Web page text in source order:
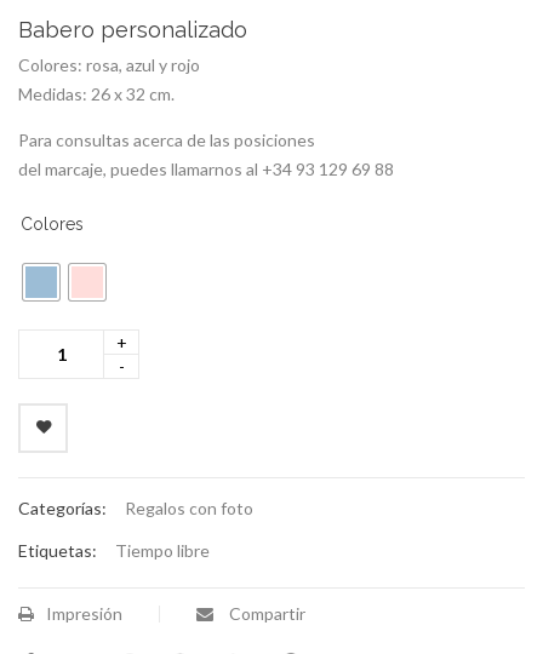
Babero personalizado
Colores: rosa, azul y rojo
Medidas: 26 x 32 cm.
Para consultas acerca de las posiciones
del marcaje, puedes llamarnos al +34 93 129 69 88
Colores
Categorías: Regalos con foto
Etiquetas: Tiempo libre
Impresión Compartir